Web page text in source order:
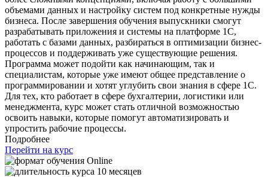
объемами данных и настройку систем под конкретные нужды
бизнеса. После завершения обучения выпускники смогут
разрабатывать приложения и системы на платформе 1С,
работать с базами данных, разбираться в оптимизации бизнес-
процессов и поддерживать уже существующие решения.
Программа может подойти как начинающим, так и
специалистам, которые уже имеют общее представление о
программировании и хотят углубить свои знания в сфере 1С.
Для тех, кто работает в сфере бухгалтерии, логистики или
менеджмента, курс может стать отличной возможностью
освоить навыки, которые помогут автоматизировать и
упростить рабочие процессы.
Подробнее
Перейти на курс
Online
10 месяцев